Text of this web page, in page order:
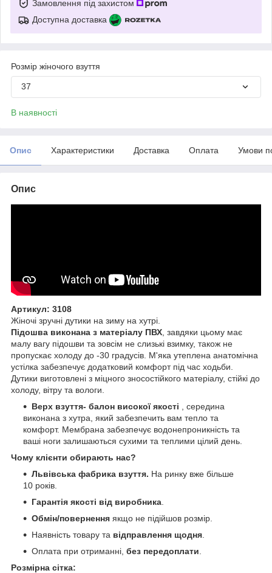
Замовлення під захистом
Доступна доставка
Розмір жіночого взуття
37
В наявності
Опис Характеристики Доставка Оплата Умови
Опис
Артикул: 3108
Жіночі зручні дутики на зиму на хутрі.
Підошва виконана з матеріалу ПВХ , завдяки цьому має
малу вагу підошви та зовсім не слизькі взимку, також не
пропускає холоду до -30 градусів. М'яка утеплена анатомічна
устілка забезпечує додатковий комфорт під час ходьби.
Дутики виготовлені з міцного зносостійкого матеріалу, стійкі до
холоду, вітру та вологи.
Верх взуття- балон високої якості , середина
виконана з хутра, який забезпечить вам тепло та
комфорт. Мембрана забезпечує водонепроникність та
ваші ноги залишаються сухими та теплими цілий день.
Чому клієнти обирають нас?
Львівська фабрика взуття. На ринку вже більше
10 років.
Гарантія якості від виробника
Обмін/повернення якщо не підійшов розмір.
Наявність товару та відправлення щодня
Оплата при отриманні, без передоплати
Розмірна сітка: